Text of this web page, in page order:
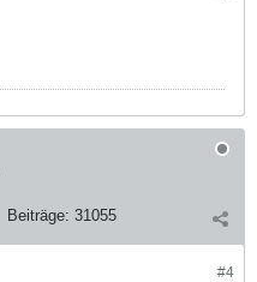
Beiträge: 31055
#4